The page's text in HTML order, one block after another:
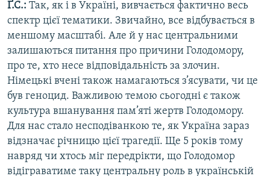
Ґ.С.: Так, як і в Україні, вивчається фактично весь
спектр цієї тематики. Звичайно, все відбувається в
меншому масштабі. Але й у нас центральними
залишаються питання про причини Голодомору,
про те, хто несе відповідальність за злочин.
Німецькі вчені також намагаються з’ясувати, чи це
був геноцид. Важливою темою сьогодні є також
культура вшанування пам’яті жертв Голодомору.
Для нас стало несподіванкою те, як Україна зараз
відзначає річницю цієї трагедії. Ще 5 років тому
навряд чи хтось міг передрікти, що Голодомор
відіграватиме таку центральну роль в українській